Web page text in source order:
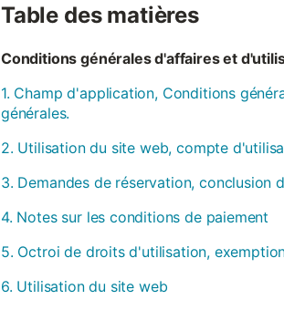
Table des matières
Conditions générales d'affaires et
1. Champ d'application, Conditions
générales.
2. Utilisation du site web, compte
3. Demandes de réservation, conclusion
4. Notes sur les conditions de paiement
5. Octroi de droits d'utilisation,
6. Utilisation du site web